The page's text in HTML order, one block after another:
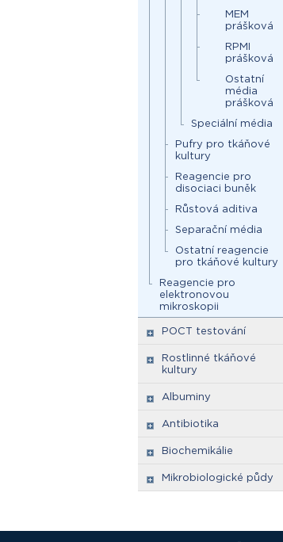
MEM
prášková
RPMI
prášková
Ostatní
média
prášková
Speciální média
Pufry pro tkáňové
kultury
Reagencie pro
disociaci buněk
Růstová aditiva
Separační média
Ostatní reagencie
pro tkáňové kultury
Reagencie pro
elektronovou
mikroskopii
POCT testování
Rostlinné tkáňové
kultury
Albuminy
Antibiotika
Biochemikálie
Mikrobiologické půdy